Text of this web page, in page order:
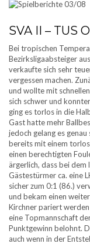
SVA II – TUS
Bei tropischen
Bezirksligaabsteiger
verkaufte sich sehr
vergessen machen.
und wollte mit
sich schwer und
ging es torlos in die
Gast hatte mehr
jedoch gelang es
bereits mit einem
einen berechtigten
ärgerlich, dass bei
Gästestürmer ca. eine
sicher zum 0:1 (86.)
und bekam einen
Kirchner pariert
eine Topmannschaft
Punktgewinn belohnt.
auch wenn in der